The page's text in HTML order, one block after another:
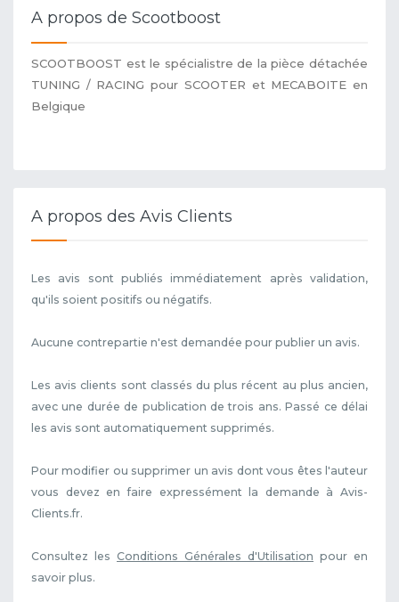
A propos de Scootboost
SCOOTBOOST est le spécialistre de la pièce détachée
TUNING / RACING pour SCOOTER et MECABOITE en
Belgique
A propos des Avis Clients
Les avis sont publiés immédiatement après validation,
qu'ils soient positifs ou négatifs.
Aucune contrepartie n'est demandée pour publier un avis.
Les avis clients sont classés du plus récent au plus ancien,
avec une durée de publication de trois ans. Passé ce délai
les avis sont automatiquement supprimés.
Pour modifier ou supprimer un avis dont vous êtes l'auteur
vous devez en faire expressément la demande à Avis-
Clients.fr.
Consultez les Conditions Générales d'Utilisation pour en
savoir plus.